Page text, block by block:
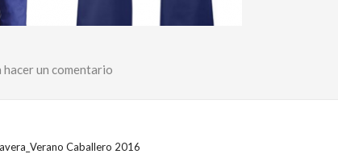
hacer un comentario
Caballero 2016